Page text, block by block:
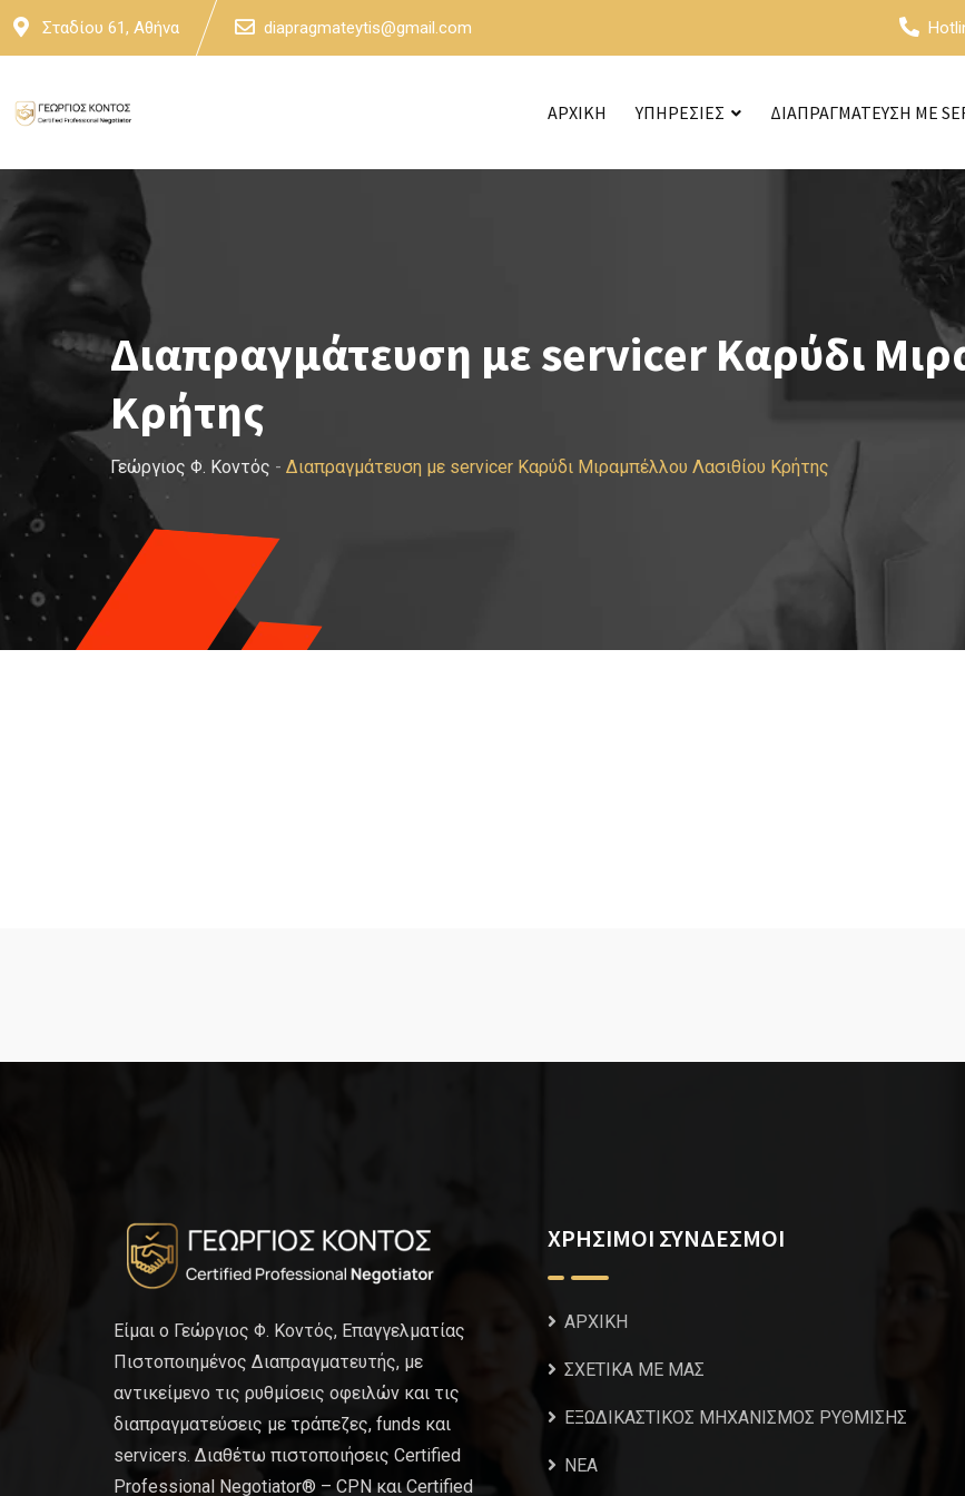
Skip
Σταδίου 61, Αθήνα diapragmateytis@gmail.com
ΑΡΧΙΚΗ ΥΠΗΡΕΣΙΕΣ ΔΙΑΠΡΑΓΜΑΤΕΥΣΗ ΜΕ
Διαπραγμάτευση με servicer Καρύδι
Κρήτης
Γεώργιος Φ. Κοντός - Διαπραγμάτευση με servicer Καρύδι Μιραμπέλλου Λασιθίου Κρήτης
Είμαι ο Γεώργιος Φ. Κοντός, Επαγγελματίας
Πιστοποιημένος Διαπραγματευτής, με
αντικείμενο τις ρυθμίσεις οφειλών και τις
διαπραγματεύσεις με τράπεζες, funds και
servicers. Διαθέτω πιστοποιήσεις Certified
Professional Negotiator® – CPN και Certified
ΧΡΗΣΙΜΟΙ ΣΥΝΔΕΣΜΟΙ
ΑΡΧΙΚΗ
ΣΧΕΤΙΚΑ ΜΕ ΜΑΣ
ΕΞΩΔΙΚΑΣΤΙΚΟΣ ΜΗΧΑΝΙΣΜΟΣ ΡΥΘΜΙΣΗΣ
NEA